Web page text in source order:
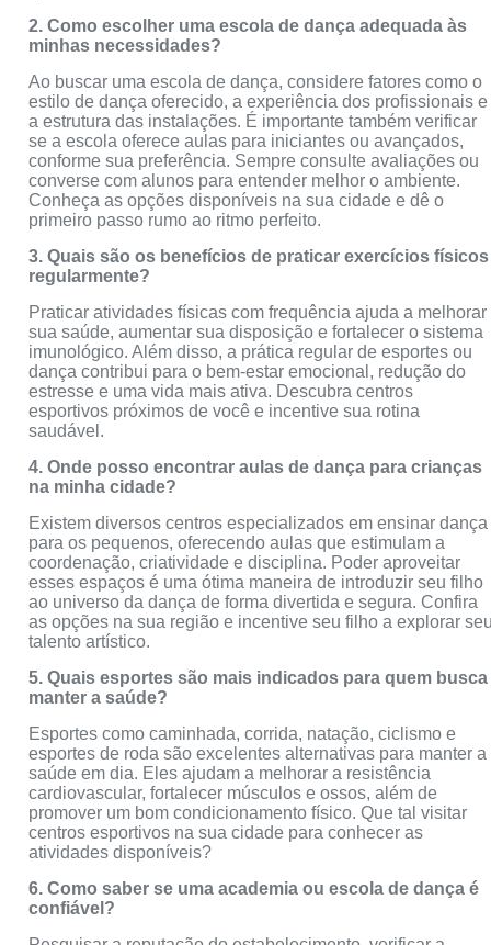
2. Como escolher uma escola de dança adequada às
minhas necessidades?
Ao buscar uma escola de dança, considere fatores como o
estilo de dança oferecido, a experiência dos profissionais e
a estrutura das instalações. É importante também verificar
se a escola oferece aulas para iniciantes ou avançados,
conforme sua preferência. Sempre consulte avaliações ou
converse com alunos para entender melhor o ambiente.
Conheça as opções disponíveis na sua cidade e dê o
primeiro passo rumo ao ritmo perfeito.
3. Quais são os benefícios de praticar exercícios físicos
regularmente?
Praticar atividades físicas com frequência ajuda a melhorar
sua saúde, aumentar sua disposição e fortalecer o sistema
imunológico. Além disso, a prática regular de esportes ou
dança contribui para o bem-estar emocional, redução do
estresse e uma vida mais ativa. Descubra centros
esportivos próximos de você e incentive sua rotina
saudável.
4. Onde posso encontrar aulas de dança para crianças
na minha cidade?
Existem diversos centros especializados em ensinar dança
para os pequenos, oferecendo aulas que estimulam a
coordenação, criatividade e disciplina. Poder aproveitar
esses espaços é uma ótima maneira de introduzir seu filho
ao universo da dança de forma divertida e segura. Confira
as opções na sua região e incentive seu filho a explorar
talento artístico.
5. Quais esportes são mais indicados para quem busca
manter a saúde?
Esportes como caminhada, corrida, natação, ciclismo e
esportes de roda são excelentes alternativas para manter a
saúde em dia. Eles ajudam a melhorar a resistência
cardiovascular, fortalecer músculos e ossos, além de
promover um bom condicionamento físico. Que tal visitar
centros esportivos na sua cidade para conhecer as
atividades disponíveis?
6. Como saber se uma academia ou escola de dança é
confiável?